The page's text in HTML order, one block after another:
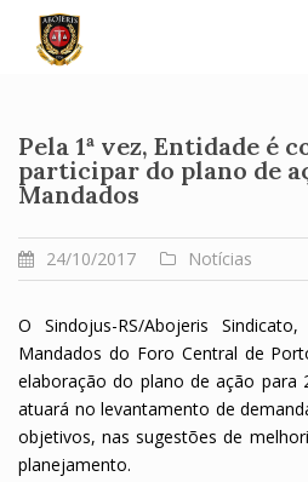
content
Pela 1ª vez, Entidade é
participar do plano de
Mandados
24/10/2017 Notícias
O Sindojus-RS/Abojeris
Mandados do Foro Central de
elaboração do plano de ação para
atuará no levantamento de
objetivos, nas sugestões de
planejamento.